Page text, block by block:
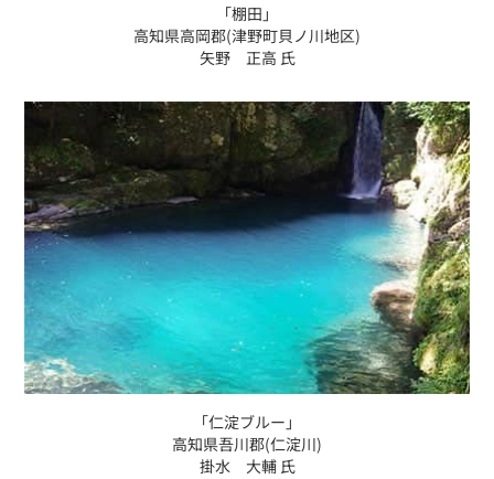
「棚田」
高知県高岡郡(津野町貝ノ川地区)
矢野 正高 氏
「仁淀ブルー」
高知県吾川郡(仁淀川)
掛水 大輔 氏